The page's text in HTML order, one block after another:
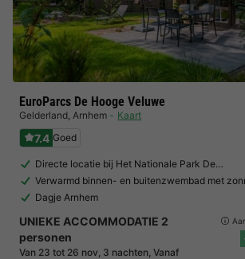
EuroParcs De Hooge Veluwe
Gelderland, Arnhem Kaart
7.4 Goed
Directe locatie bij Het Nationale Park De…
Verwarmd binnen- en buitenzwembad met
Dagje Arnhem
UNIEKE ACCOMMODATIE 2
personen
Van 23 tot 26 nov, 3 nachten, Vanaf